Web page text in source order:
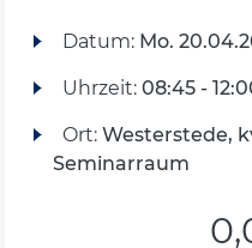
Datum: Mo.
Uhrzeit: 08:45 -
Ort: Westerstede,
Seminarraum